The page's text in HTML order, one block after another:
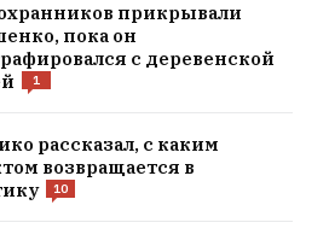
прикрывали
пока он
с деревенской
1
рассказал, с каким
возвращается в
10